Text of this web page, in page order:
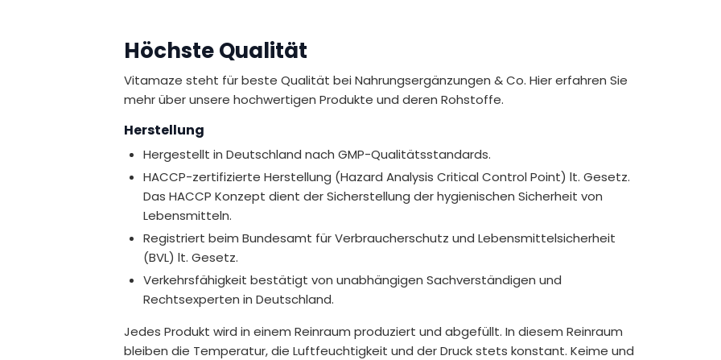
je nach Ernährungsweise
(EFSA) zugelassene
Höchste Qualität
Vitamaze steht für beste Qualität bei Nahrungsergänzungen & Co. Hier erfahren Sie
mehr über unsere hochwertigen Produkte und deren Rohstoffe.
Herstellung
Hergestellt in Deutschland nach GMP-Qualitätsstandards.
HACCP-zertifizierte Herstellung (Hazard Analysis Critical Control Point) lt. Gesetz.
Das HACCP Konzept dient der Sicherstellung der hygienischen Sicherheit von
Lebensmitteln.
Registriert beim Bundesamt für Verbraucherschutz und Lebensmittelsicherheit
(BVL) lt. Gesetz.
Verkehrsfähigkeit bestätigt von unabhängigen Sachverständigen und
Rechtsexperten in Deutschland.
Jedes Produkt wird in einem Reinraum produziert und abgefüllt. In diesem Reinraum
bleiben die Temperatur, die Luftfeuchtigkeit und der Druck stets konstant. Keime und